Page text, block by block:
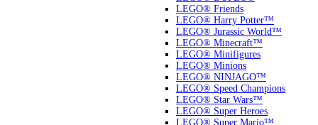
LEGO® Friends
LEGO® Harry Potter™
LEGO® Jurassic World™
LEGO® Minecraft™
LEGO® Minifigures
LEGO® Minions
LEGO® NINJAGO™
LEGO® Speed Champions
LEGO® Star Wars™
LEGO® Super Heroes
LEGO® Super Mario™